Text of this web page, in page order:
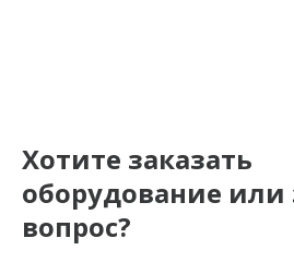
Хотите заказать
оборудование или
вопрос?